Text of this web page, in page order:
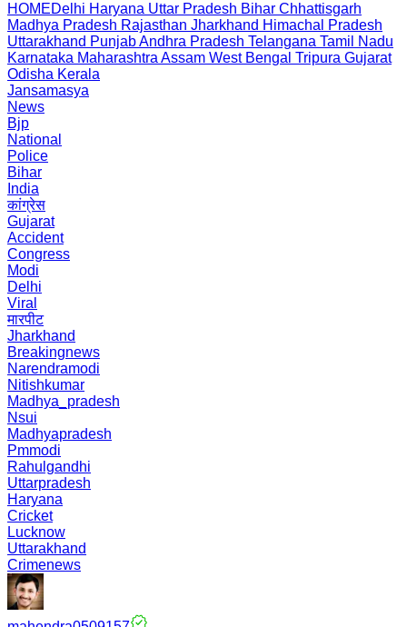
HOMEDelhi Haryana Uttar Pradesh Bihar Chhattisgarh
Madhya Pradesh Rajasthan Jharkhand Himachal Pradesh
Uttarakhand PunjabAndhra Pradesh Telangana Tamil Nadu
Karnataka Maharashtra Assam West Bengal Tripura Gujarat
Odisha Kerala
Jansamasya
News
Bjp
National
Police
Bihar
India
कांग्रेस
Gujarat
Accident
Congress
Modi
Delhi
Viral
मारपीट
Jharkhand
Breakingnews
Narendramodi
Nitishkumar
Madhya_pradesh
Nsui
Madhyapradesh
Pmmodi
Rahulgandhi
Uttarpradesh
Haryana
Cricket
Lucknow
Uttarakhand
Crimenews